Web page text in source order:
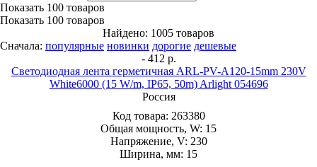
Показать 100 товаров
Показать 100 товаров
Найдено: 1005 товаров
Сначала: популярные новинки дорогие дешевые
- 412 р.
Светодиодная лента герметичная ARL-PV-A120-15mm 230V
White6000 (15 W/m, IP65, 50m) Arlight 054696
Россия
Код товара: 263380
Общая мощность, W: 15
Напряжение, V: 230
Ширина, мм: 15